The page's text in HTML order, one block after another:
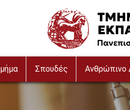
Image
Σπουδές Ανθρώπινο